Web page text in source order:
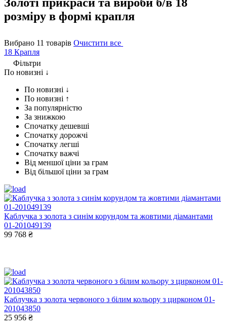
розміру в формі крапля
Вибрано 11 товарів Очистити все
18 Крапля
Фільтри
По новизні ↓
По новизні ↓
По новизні ↑
За популярністю
За знижкою
Спочатку дешевші
Спочатку дорожчі
Спочатку легші
Спочатку важчі
Від меншої ціни за грам
Від більшої ціни за грам
Каблучка з золота з синім корундом та жовтими діамантами
01-201049139
99 768 ₴
Каблучка з золота червоного з білим кольору з цирконом 01-
201043850
25 956 ₴